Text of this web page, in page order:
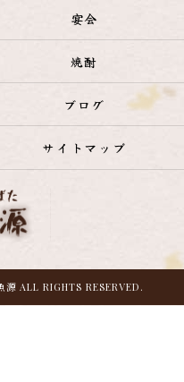
宴会
焼酎
ブログ
サイトマップ
ALL RIGHTS RESERVED.